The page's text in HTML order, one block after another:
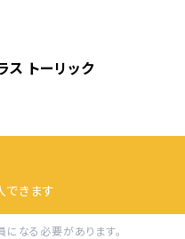
ス トーリック
できます
なる必要があります。